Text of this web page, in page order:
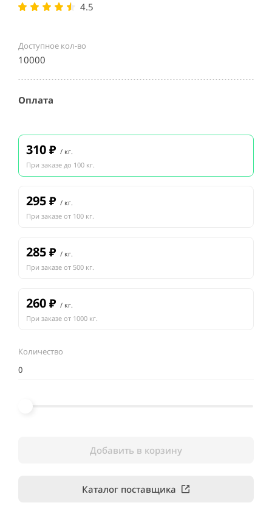
4.5
Доступное кол-во
10000
Оплата
310₽ / кг.
При заказе до 100 кг.
295₽ / кг.
При заказе от 100 кг.
285₽ / кг.
При заказе от 500 кг.
260₽ / кг.
При заказе от 1000 кг.
Количество
Добавить в корзину
Каталог поставщика